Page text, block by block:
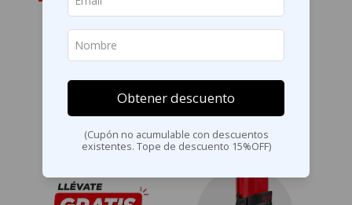
Obtener descuento
(Cupón no acumulable con descuentos
existentes. Tope de descuento 15%OFF)